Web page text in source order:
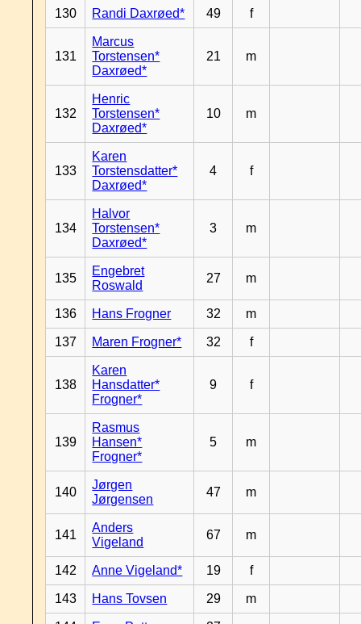
130 Randi Daxrøed* 49 f
131
Marcus
Torstensen*
Daxrøed*
21 m
132
Henric
Torstensen*
Daxrøed*
10 m
133
Karen
Torstensdatter*
Daxrøed*
4 f
134
Halvor
Torstensen*
Daxrøed*
3 m
135
Engebret
Roswald
27 m
136 Hans Frogner 32 m
137 Maren Frogner* 32 f
138
Karen
Hansdatter*
Frogner*
9 f
139
Rasmus
Hansen*
Frogner*
5 m
140
Jørgen
Jørgensen
47 m
141
Anders
Vigeland
67 m
142 Anne Vigeland* 19 f
143 Hans Tovsen 29 m